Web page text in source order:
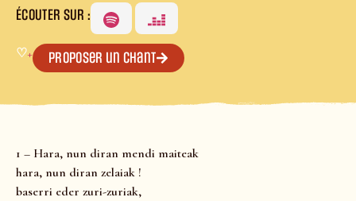
ÉCOUTER SUR :
♡+ Proposer un chant
1 – Hara, nun diran mendi maiteak
hara, nun diran zelaiak !
baserri eder zuri-zuriak,